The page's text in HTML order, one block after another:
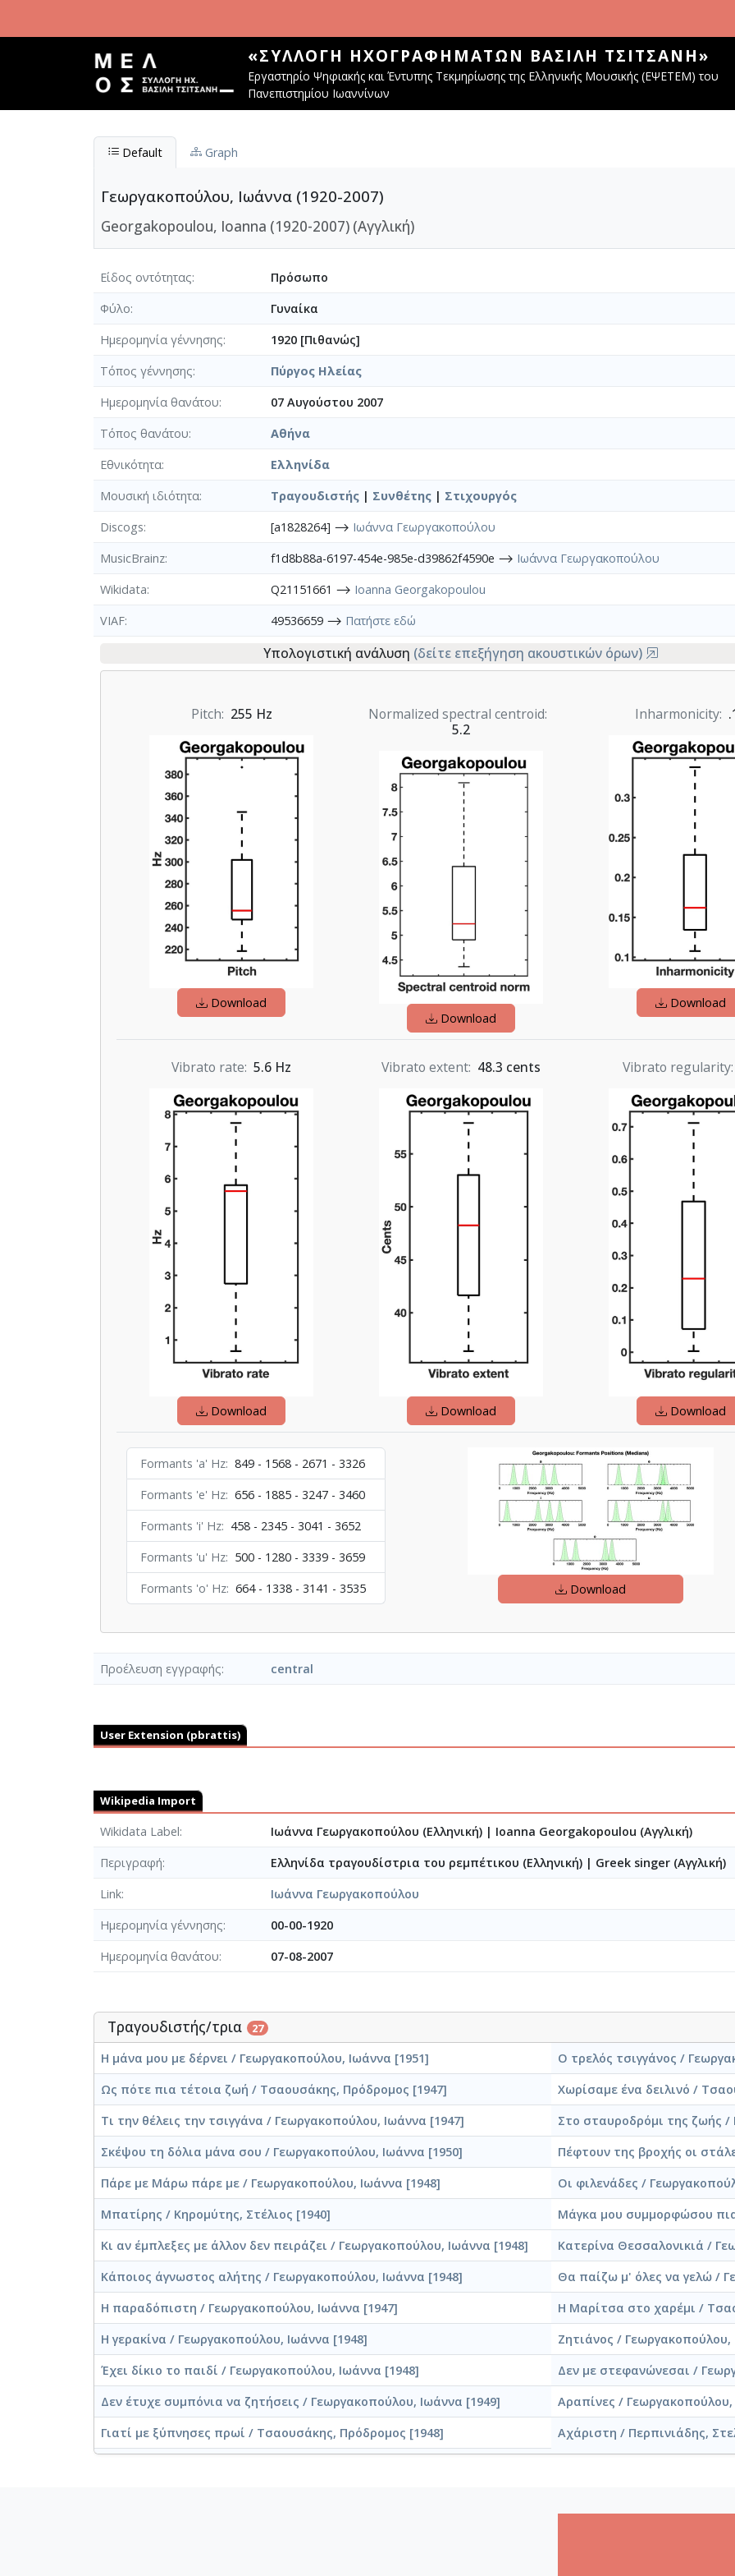
«ΣΥΛΛΟΓΉ ΗΧΟΓΡΑΦΗΜΆΤΩΝ ΒΑΣΊΛΗ ΤΣΙΤΣΆΝΗ»
Εργαστηρίο Ψηφιακής και Έντυπης Τεκμηρίωσης της Ελληνικής Μουσικής (ΕΨΕΤΕΜ) του
Πανεπιστημίου Ιωαννίνων
Default Graph
Γεωργακοπούλου, Ιωάννα (1920-2007)
Georgakopoulou, Ioanna (1920-2007) (Αγγλική)
Είδος οντότητας
Πρόσωπο
Φύλο
Γυναίκα
Ημερομηνία γέννησης
1920 [Πιθανώς]
Τόπος γέννησης
Πύργος Ηλείας
Ημερομηνία θανάτου
07 Αυγούστου 2007
Τόπος θανάτου
Αθήνα
Εθνικότητα
Ελληνίδα
Μουσική ιδιότητα
Τραγουδιστής | Συνθέτης | Στιχουργός
Discogs
[a1828264] ⟶ Ιωάννα Γεωργακοπούλου
MusicBrainz
f1d8b88a-6197-454e-985e-d39862f4590e ⟶ Ιωάννα Γεωργακοπούλου
Wikidata
Q21151661 ⟶ Ioanna Georgakopoulou
VIAF
49536659 ⟶ Πατήστε εδώ
Υπολογιστική ανάλυση (δείτε επεξήγηση ακουστικών όρων)
Pitch 255 Hz
Download
Normalized spectral centroid
5.2
Download
Inharmonicity
Download
Vibrato rate 5.6 Hz
Download
Vibrato extent 48.3 cents
Download
Vibrato regularity
Download
Formants 'a' Hz 849 - 1568 - 2671 - 3326
Formants 'e' Hz 656 - 1885 - 3247 - 3460
Formants 'i' Hz
458 - 2345 - 3041 - 3652
Formants 'u' Hz
500 - 1280 - 3339 - 3659
Formants 'o' Hz 664 - 1338 - 3141 - 3535 Download
Προέλευση εγγραφής central
User Extension (pbrattis)
Wikipedia Import
Wikidata Label Ιωάννα Γεωργακοπούλου (Ελληνική) | Ioanna Georgakopoulou (Αγγλική)
Περιγραφή
Ελληνίδα τραγουδίστρια του ρεμπέτικου (Ελληνική) | Greek singer (Αγγλική)
Link
Ιωάννα Γεωργακοπούλου
Ημερομηνία γέννησης
00-00-1920
Ημερομηνία θανάτου
07-08-2007
Τραγουδιστής/τρια 27
Η μάνα μου με δέρνει / Γεωργακοπούλου, Ιωάννα [1951]
Ο τρελός τσιγγάνος /
Ως πότε πια τέτοια ζωή / Τσαουσάκης, Πρόδρομος [1947]
Χωρίσαμε ένα δειλινό /
Τι την θέλεις την τσιγγάνα / Γεωργακοπούλου, Ιωάννα [1947]
Στο σταυροδρόμι της ζωής /
Σκέψου τη δόλια μάνα σου / Γεωργακοπούλου, Ιωάννα [1950]
Πέφτουν της βροχής οι
Πάρε με Μάρω πάρε με / Γεωργακοπούλου, Ιωάννα [1948]
Οι φιλενάδες /
Μπατίρης / Κηρομύτης, Στέλιος [1940]
Μάγκα μου συμμορφώσου
Κι αν έμπλεξες με άλλον δεν πειράζει / Γεωργακοπούλου, Ιωάννα [1948]
Κατερίνα Θεσσαλονικιά /
Κάποιος άγνωστος αλήτης / Γεωργακοπούλου, Ιωάννα [1948]
Θα παίζω μ' όλες να γελώ /
Η παραδόπιστη / Γεωργακοπούλου, Ιωάννα [1947]
Η Μαρίτσα στο χαρέμι /
Η γερακίνα / Γεωργακοπούλου, Ιωάννα [1948]
Ζητιάνος / Γεωργακοπούλου,
Έχει δίκιο το παιδί / Γεωργακοπούλου, Ιωάννα [1948]
Δεν με στεφανώνεσαι /
Δεν έτυχε συμπόνια να ζητήσεις / Γεωργακοπούλου, Ιωάννα [1949]
Αραπίνες / Γεωργακοπούλου,
Γιατί με ξύπνησες πρωί / Τσαουσάκης, Πρόδρομος [1948]
Αχάριστη / Περπινιάδης,